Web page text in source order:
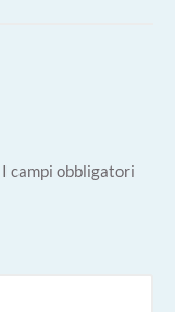
I campi obbligatori